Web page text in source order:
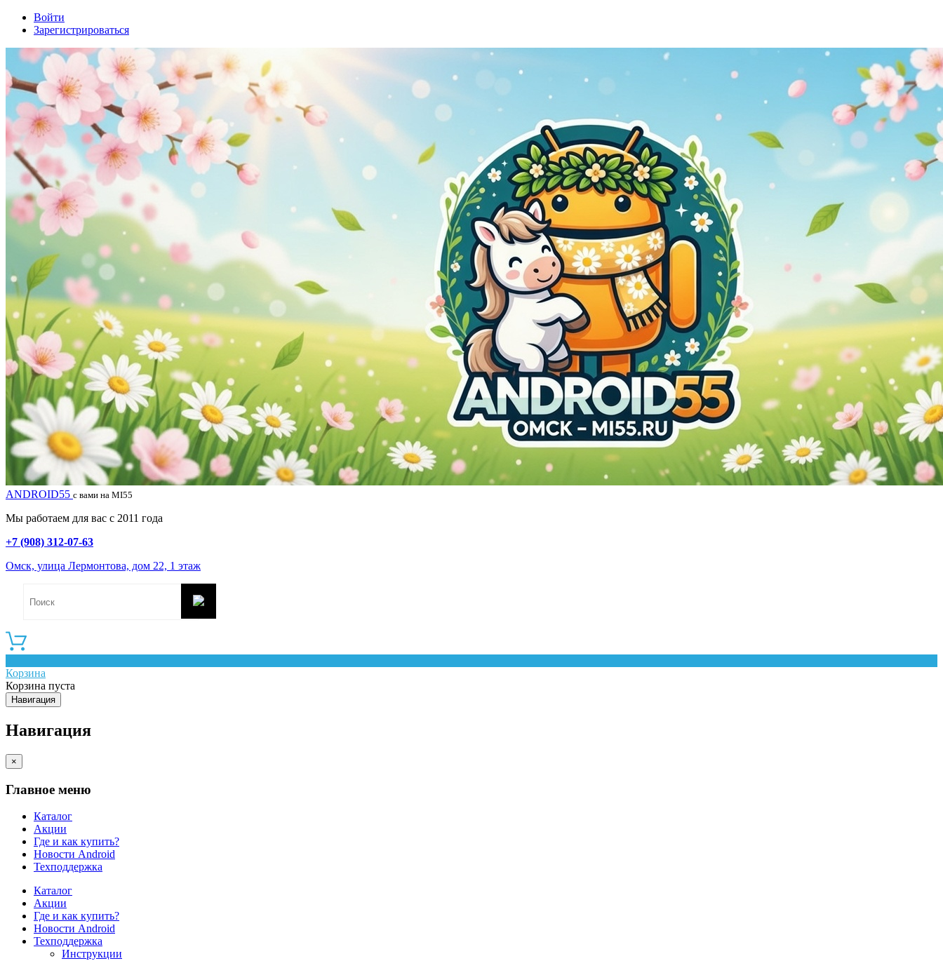
Войти
Зарегистрироваться
ANDROID55 с вами на MI55
Мы работаем для вас с 2011 года
+7 (908) 312-07-63
Омск, улица Лермонтова, дом 22, 1 этаж
Корзина
Корзина пуста
Навигация
Навигация
×
Главное меню
Каталог
Акции
Где и как купить?
Новости Android
Техподдержка
Каталог
Акции
Где и как купить?
Новости Android
Техподдержка
Инструкции